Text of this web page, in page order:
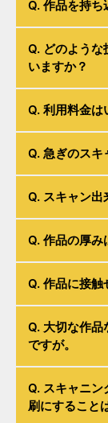
て、絵画の持つ
するサービスで
Q. 作品を持ち
可能です。スキ
新宿区余丁町の
てご確認いただ
Q. どのような
いますか？
水彩画、油絵、
掛け軸や大判ポ
布地、テキスタ
Q. 利用料金は
絵画のサイズに
品であれば複数
も可能です。A3
ください。
Q. 急ぎのスキ
急ぎの案件の場
なお、特急の場
ますので、数量
Q. スキャン出
スキャンできる
これ以上の作品
ラでの撮影にな
Q. 作品の厚み
10cmまで対応可
す。
Q. 作品に接触
絵画専用のオー
スキャンするこ
んどありません
Q. 大切な作品
ですが。
もちろん可能で
前でスキャンさ
気軽にご相談く
Q. スキャニン
刷にすること